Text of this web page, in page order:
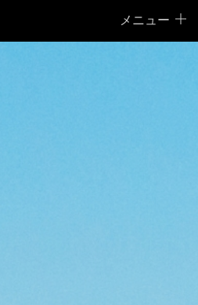
メニュー